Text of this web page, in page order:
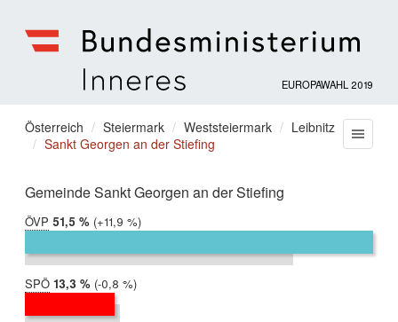
für
Inneres
EUROPAWAHL 2019
Sie
befinden
hier:
Österreich Steiermark Weststeiermark
Leibnitz
Sankt Georgen an der Stiefing
Gemeinde Sankt Georgen an der Stiefing
ÖVP 2019:
51,5 %
2014:
39,6 %
Differenz:
+11,9 %
SPÖ 2019:
13,3 %
2014:
14,1 %
Differenz:
-0,8 %